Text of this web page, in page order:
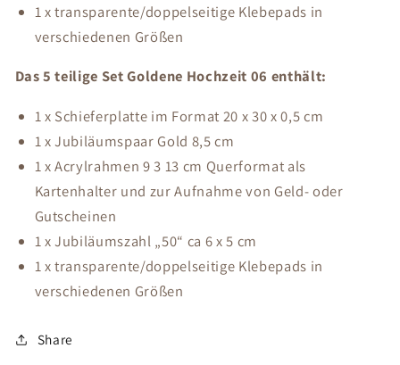
1 x transparente/doppelseitige Klebepads in
verschiedenen Größen
Das 5 teilige Set Goldene Hochzeit 06 enthält:
1 x Schieferplatte im Format 20 x 30 x 0,5 cm
1 x Jubiläumspaar Gold 8,5 cm
1 x Acrylrahmen 9 3 13 cm Querformat als
Kartenhalter und zur Aufnahme von Geld- oder
Gutscheinen
1 x Jubiläumszahl „50“ ca 6 x 5 cm
1 x transparente/doppelseitige Klebepads in
verschiedenen Größen
Share